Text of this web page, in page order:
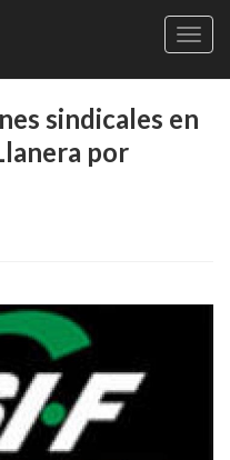
sindicales en
por